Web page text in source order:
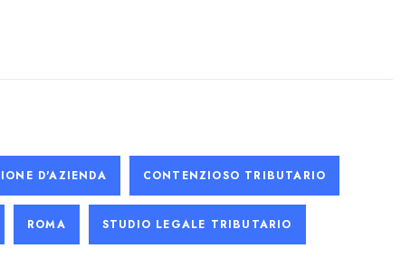
D'AZIENDA CONTENZIOSO TRIBUTARIO
ROMA STUDIO LEGALE TRIBUTARIO